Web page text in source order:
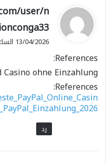
ي
ق
و
ل
user/n
13/04/2026 الساعة 16:18
References:
Casino ohne Einzahlung
References:
رد